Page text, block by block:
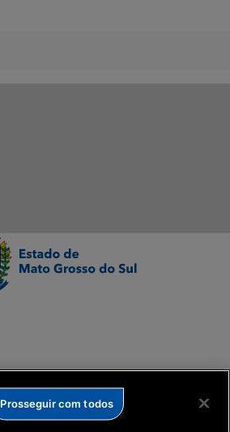
Prosseguir com todos